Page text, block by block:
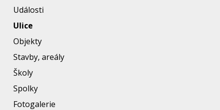
Události
Ulice
Objekty
Stavby, areály
Školy
Spolky
Fotogalerie